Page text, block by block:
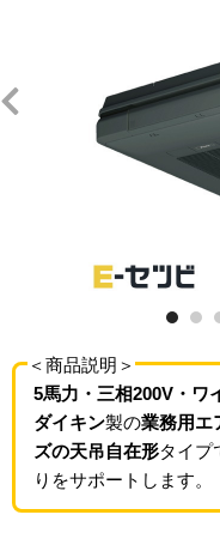
＜商品説明＞
5馬力・三相200V・ワ
ダイキン製の業務用エ
ズの天吊自在形タイプ
りをサポートします。